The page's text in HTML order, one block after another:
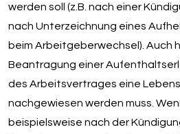
werden soll (z.B. nach einer
nach Unterzeichnung eines
beim Arbeitgeberwechsel). Auch
Beantragung einer
des Arbeitsvertrages eine
nachgewiesen werden muss.
beispielsweise nach der